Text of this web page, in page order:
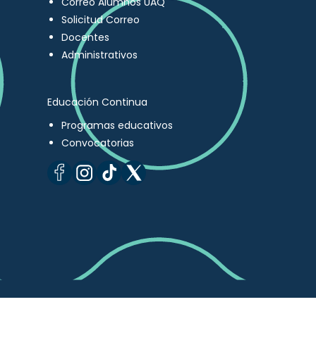
Solicitud Correo
Docentes
Administrativos
Educación Continua
Programas educativos
Convocatorias